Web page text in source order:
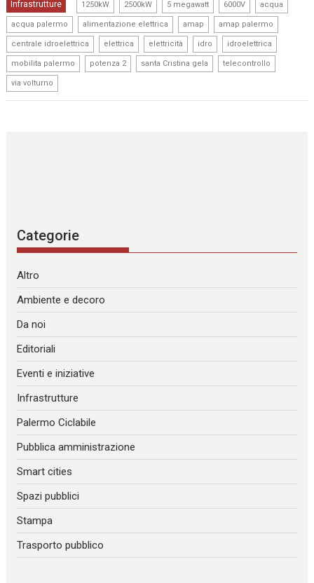
Infrastrutture 1250kW 2500kW 5 megawatt 6000V acqua
acqua palermo alimentazione elettrica amap amap palermo
centrale idroelettrica elettrica elettricità idro idroelettrica
mobilita palermo potenza 2 santa Cristina gela telecontrollo
via volturno
Categorie
Altro
Ambiente e decoro
Da noi
Editoriali
Eventi e iniziative
Infrastrutture
Palermo Ciclabile
Pubblica amministrazione
Smart cities
Spazi pubblici
Stampa
Trasporto pubblico